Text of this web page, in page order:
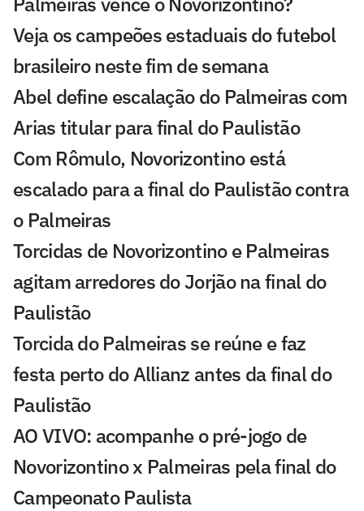
Veja os campeões estaduais do futebol
brasileiro neste fim de semana
Abel define escalação do Palmeiras com
Arias titular para final do Paulistão
Com Rômulo, Novorizontino está
escalado para a final do Paulistão contra
o Palmeiras
Torcidas de Novorizontino e Palmeiras
agitam arredores do Jorjão na final do
Paulistão
Torcida do Palmeiras se reúne e faz
festa perto do Allianz antes da final do
Paulistão
AO VIVO: acompanhe o pré-jogo de
Novorizontino x Palmeiras pela final do
Campeonato Paulista